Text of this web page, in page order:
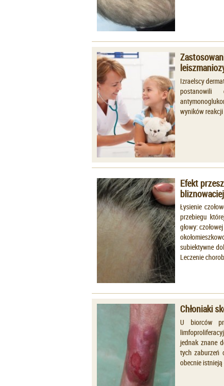
Izraelscy
postanowili
wyników
Efekt
Łysienie
przebiegu
głowy:
subiektywne
Leczenie
Chłoniaki
U biorców
jednak znane
tych zaburzeń
obecnie